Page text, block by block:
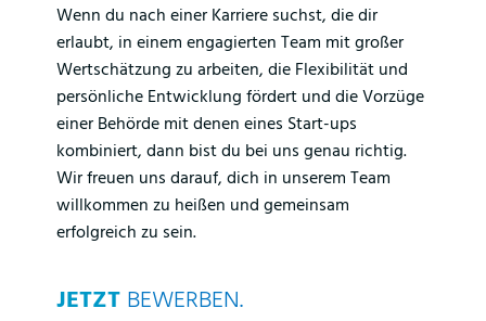
Wenn du nach einer Karriere suchst, die dir
erlaubt, in einem engagierten Team mit großer
Wertschätzung zu arbeiten, die Flexibilität und
persönliche Entwicklung fördert und die Vorzüge
einer Behörde mit denen eines Start-ups
kombiniert, dann bist du bei uns genau richtig.
Wir freuen uns darauf, dich in unserem Team
willkommen zu heißen und gemeinsam
erfolgreich zu sein.
JETZT BEWERBEN.